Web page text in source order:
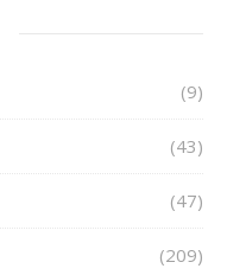
(9)
(43)
(47)
(209)